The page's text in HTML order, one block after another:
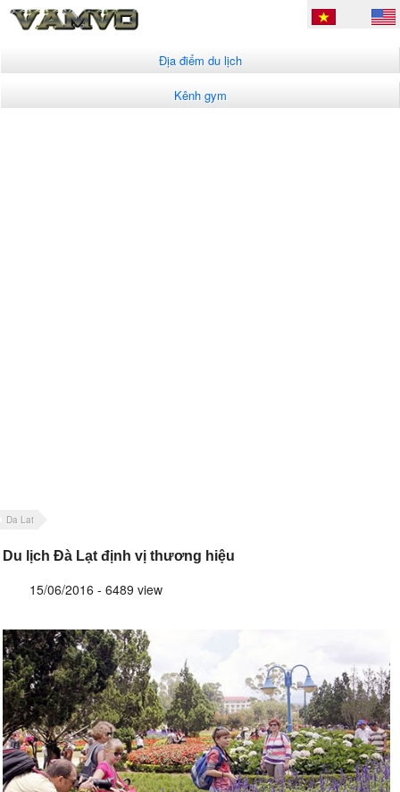
Địa điểm du lịch
Kênh gym
Da Lat
Du lịch Đà Lạt định vị thương hiệu
15/06/2016 - 6489 view